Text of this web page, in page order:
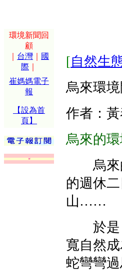
環境新聞回
顧
台灣
國
際
崔媽媽電子
報
【設為首
頁】
[自然生
烏來環
作者：
烏來的
烏來的
的週休
山……
於是，
寬自然
蛇彎彎